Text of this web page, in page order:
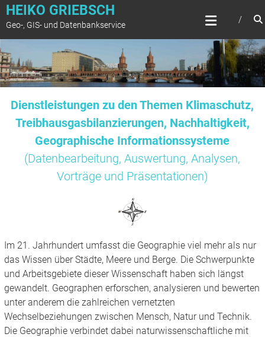
Zum
springen
HEIKO GRIEBSCH
Geo-, GIS- und Datenbankservice
Dienstleistungen zu den Themen Klimaschutz,
Treibhausgasbilanzierungen, Nachhaltigkeit,
Geographische Informationssysteme
(Datenbearbeitung, Auswertung, Analysen,
Vorträge und Präsentationen)
Im 21. Jahrhundert umfasst die Geographie viel mehr als nur
das Wissen über Städte, Meere und Berge. Die Schwerpunkte
und Arbeitsgebiete dieser Wissenschaft haben sich längst
gewandelt. Geographen erforschen, analysieren und bewerten
unter anderem die zahlreichen vernetzten
Wechselbeziehungen zwischen Mensch, Natur und Technik.
Die Geographie verbindet dabei naturwissenschaftliche mit